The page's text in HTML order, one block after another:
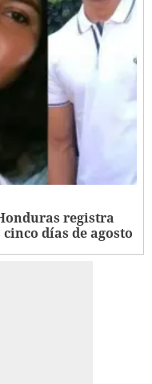
registra
días de agosto